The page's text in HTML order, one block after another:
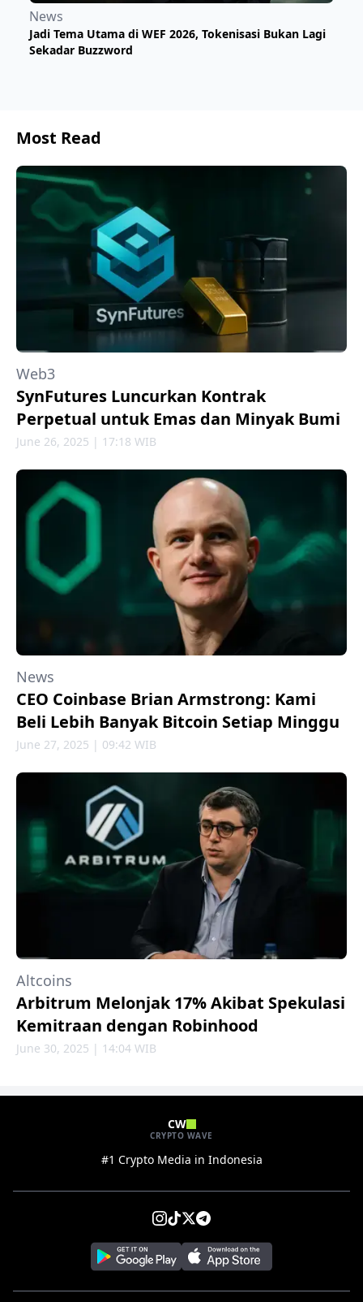
News
Jadi Tema Utama di WEF 2026, Tokenisasi Bukan Lagi
Sekadar Buzzword
Most Read
Web3
SynFutures Luncurkan Kontrak
Perpetual untuk Emas dan Minyak Bumi
June 26, 2025 | 17:18 WIB
News
CEO Coinbase Brian Armstrong: Kami
Beli Lebih Banyak Bitcoin Setiap Minggu
June 27, 2025 | 09:42 WIB
Altcoins
Arbitrum Melonjak 17% Akibat Spekulasi
Kemitraan dengan Robinhood
June 30, 2025 | 14:04 WIB
CW
CRYPTO WAVE
#1 Crypto Media in Indonesia